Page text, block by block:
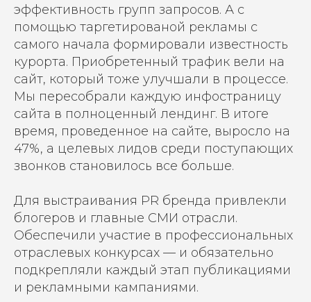
эффективность групп запросов. А с
помощью таргетированой рекламы с
самого начала формировали известность
курорта. Приобретенный трафик вели на
сайт, который тоже улучшали в процессе.
Мы пересобрали каждую инфостраницу
сайта в полноценный лендинг. В итоге
время, проведенное на сайте, выросло на
47%, а целевых лидов среди поступающих
звонков становилось все больше.
Для выстраивания PR бренда привлекли
блогеров и главные СМИ отрасли.
Обеспечили участие в профессиональных
отраслевых конкурсах — и обязательно
подкрепляли каждый этап публикациями
и рекламными кампаниями.